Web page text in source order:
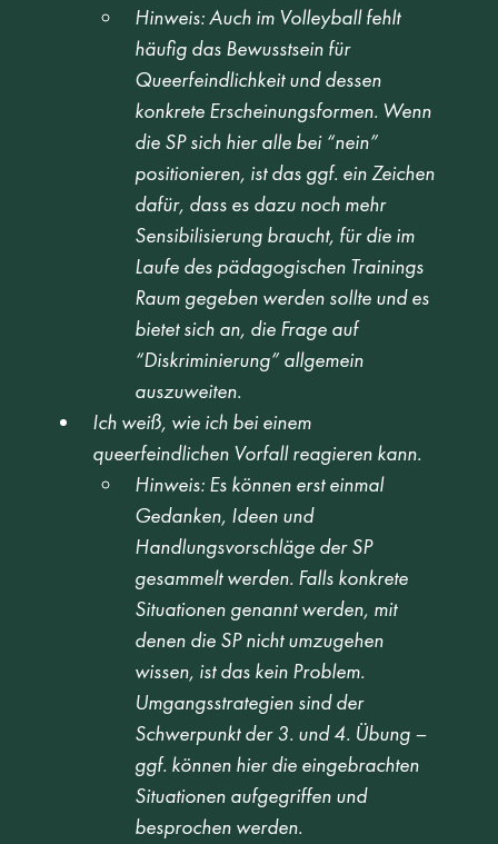
Hinweis: Auch im Volleyball fehlt
häufig das Bewusstsein für
Queerfeindlichkeit und dessen
konkrete Erscheinungsformen. Wenn
die SP sich hier alle bei “nein”
positionieren, ist das ggf. ein Zeichen
dafür, dass es dazu noch mehr
Sensibilisierung braucht, für die im
Laufe des pädagogischen Trainings
Raum gegeben werden sollte und es
bietet sich an, die Frage auf
“Diskriminierung” allgemein
auszuweiten.
Ich weiß, wie ich bei einem
queerfeindlichen Vorfall reagieren kann.
Hinweis: Es können erst einmal
Gedanken, Ideen und
Handlungsvorschläge der SP
gesammelt werden. Falls konkrete
Situationen genannt werden, mit
denen die SP nicht umzugehen
wissen, ist das kein Problem.
Umgangsstrategien sind der
Schwerpunkt der 3. und 4. Übung –
ggf. können hier die eingebrachten
Situationen aufgegriffen und
besprochen werden.